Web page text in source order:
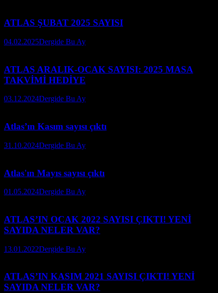
ATLAS ŞUBAT 2025 SAYISI
04.02.2025Dergide Bu Ay
ATLAS ARALIK-OCAK SAYISI: 2025 MASA
TAKVİMİ HEDİYE
03.12.2024Dergide Bu Ay
Atlas’ın Kasım sayısı çıktı
31.10.2024Dergide Bu Ay
Atlas'ın Mayıs sayısı çıktı
01.05.2024Dergide Bu Ay
ATLAS’IN OCAK 2022 SAYISI ÇIKTI! YENİ
SAYIDA NELER VAR?
13.01.2022Dergide Bu Ay
ATLAS’IN KASIM 2021 SAYISI ÇIKTI! YENİ
SAYIDA NELER VAR?